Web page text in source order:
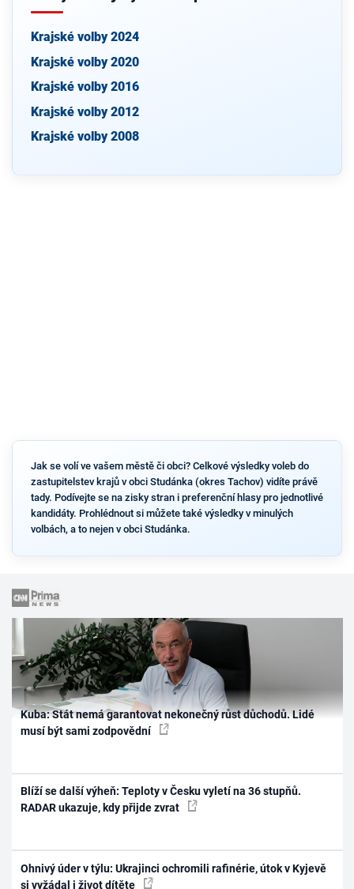
Krajské volby 2024
Krajské volby 2020
Krajské volby 2016
Krajské volby 2012
Krajské volby 2008
Jak se volí ve vašem městě či obci? Celkové výsledky voleb do
zastupitelstev krajů v obci Studánka (okres Tachov) vidíte právě
tady. Podívejte se na zisky stran i preferenční hlasy pro jednotlivé
kandidáty. Prohlédnout si můžete také výsledky v minulých
volbách, a to nejen v obci Studánka.
Kuba: Stát nemá garantovat nekonečný růst důchodů. Lidé
musí být sami zodpovědní
Blíží se další výheň: Teploty v Česku vyletí na 36 stupňů.
RADAR ukazuje, kdy přijde zvrat
Ohnivý úder v týlu: Ukrajinci ochromili rafinérie, útok v Kyjevě
si vyžádal i život dítěte